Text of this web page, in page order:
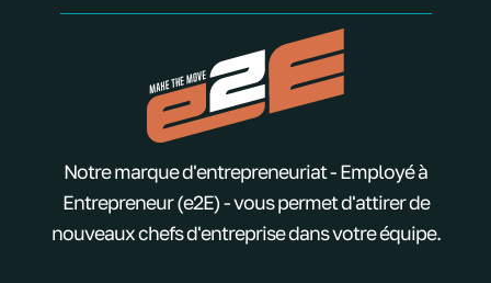
Notre marque d'entrepreneuriat - Employé à
Entrepreneur (e2E) - vous permet d'attirer de
nouveaux chefs d'entreprise dans votre équipe.